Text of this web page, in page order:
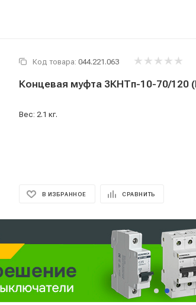
Код товара: 044.221.063
Концевая муфта 3КНТп-10-70/120
Вес: 2.1 кг.
В ИЗБРАННОЕ СРАВНИТЬ